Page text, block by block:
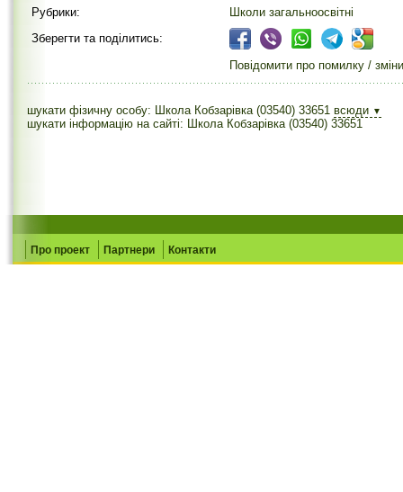
Рубрики:
Школи загальноосвітні
Зберегти та поділитись:
Повідомити про помилку / зміни
шукати фізичну особу: Школа Кобзарівка (03540) 33651 всюди ▼
шукати інформацію на сайті: Школа Кобзарівка (03540) 33651
Про проект Партнери Контакти